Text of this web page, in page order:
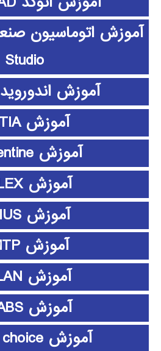
Studio
آموزش اندوروید android
آموزش CATIA
آموزش clementine
آموزش CPLEX
آموزش EDIUS
آموزش EMTP
آموزش ePLAN
آموزش ETABS
آموزش expert choice